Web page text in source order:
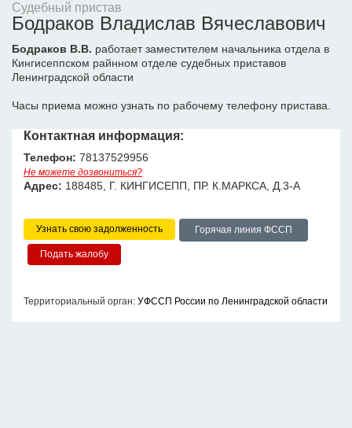
Судебный пристав
Бодраков Владислав Вячеславович
Бодраков В.В. работает заместителем начальника отдела в
Кингисеппском райнном отделе судебных приставов
Ленинградской области
Часы приема можно узнать по рабочему телефону пристава.
Контактная информация:
Телефон: 78137529956
Не можете дозвониться?
Адрес: 188485, Г. КИНГИСЕПП, ПР. К.МАРКСА, Д.3-А
Узнать свою задолженность Горячая линия ФССП
Территориальный орган: УФССП России по Ленинградской области